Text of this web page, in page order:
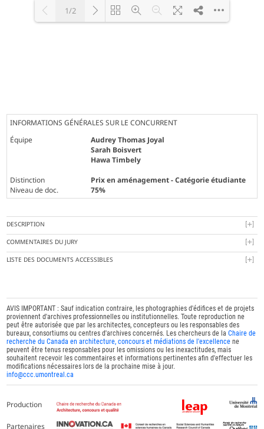
1/2
INFORMATIONS GÉNÉRALES SUR LE CONCURRENT
Équipe
Audrey Thomas Joyal
Sarah Boisvert
Hawa Timbely
Distinction
Prix en aménagement - Catégorie étudiante
Niveau de doc.
75%
DESCRIPTION
COMMENTAIRES DU JURY
LISTE DES DOCUMENTS ACCESSIBLES
AVIS IMPORTANT : Sauf indication contraire, les photographies d'édifices et de projets
proviennent d'archives professionnelles ou institutionnelles. Toute reproduction ne
peut être autorisée que par les architectes, concepteurs ou les responsables des
bureaux, consortiums ou centres d'archives concernés. Les chercheurs de laChaire de
recherche du Canada en architecture, concours et médiations de l'excellence ne
peuvent être tenus responsables pour les omissions ou les inexactitudes, mais
souhaitent recevoir les commentaires et informations pertinentes afin d'effectuer les
modifications nécessaires lors de la prochaine mise à jour.
info@ccc.umontreal.ca
Production
Partenaires